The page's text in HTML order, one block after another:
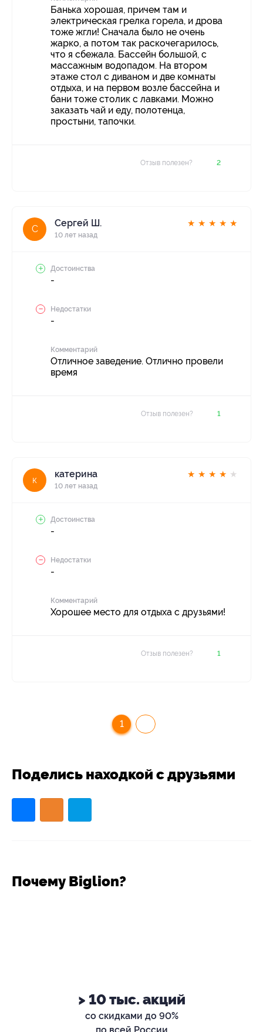
Банька хорошая, причем там и
электрическая грелка горела, и дрова
тоже жгли! Сначала было не очень
жарко, а потом так раскочегарилось,
что я сбежала. Бассейн большой, с
массажным водопадом. На втором
этаже стол с диваном и две комнаты
отдыха, и на первом возле бассейна и
бани тоже столик с лавками. Можно
заказать чай и еду, полотенца,
простыни, тапочки.
Отзыв полезен? 2
С
Сергей Ш.
10 лет назад
★ ★ ★ ★ ★
Достоинства
-
Недостатки
-
Комментарий
Отличное заведение. Отлично провели
время
Отзыв полезен? 1
к
катерина
10 лет назад
★ ★ ★ ★ ★
Достоинства
-
Недостатки
-
Комментарий
Хорошее место для отдыха с друзьями!
Отзыв полезен? 1
1
Поделись находкой с друзьями
Почему Biglion?
> 10 тыс. акций
со скидками до 90%